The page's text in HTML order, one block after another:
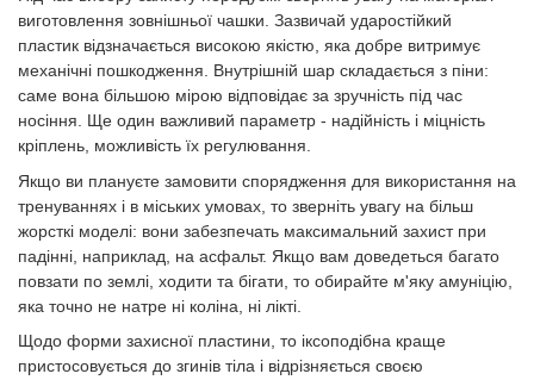
виготовлення зовнішньої чашки. Зазвичай ударостійкий
пластик відзначається високою якістю, яка добре витримує
механічні пошкодження. Внутрішній шар складається з піни:
саме вона більшою мірою відповідає за зручність під час
носіння. Ще один важливий параметр - надійність і міцність
кріплень, можливість їх регулювання.
Якщо ви плануєте замовити спорядження для використання на
тренуваннях і в міських умовах, то зверніть увагу на більш
жорсткі моделі: вони забезпечать максимальний захист при
падінні, наприклад, на асфальт. Якщо вам доведеться багато
повзати по землі, ходити та бігати, то обирайте м'яку амуніцію,
яка точно не натре ні коліна, ні лікті.
Щодо форми захисної пластини, то іксоподібна краще
пристосовується до згинів тіла і відрізняється своєю